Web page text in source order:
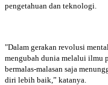
pengetahuan dan teknologi.
"Dalam gerakan revolusi
mengubah dunia melalui ilmu
bermalas-malasan saja
diri lebih baik,” katanya.